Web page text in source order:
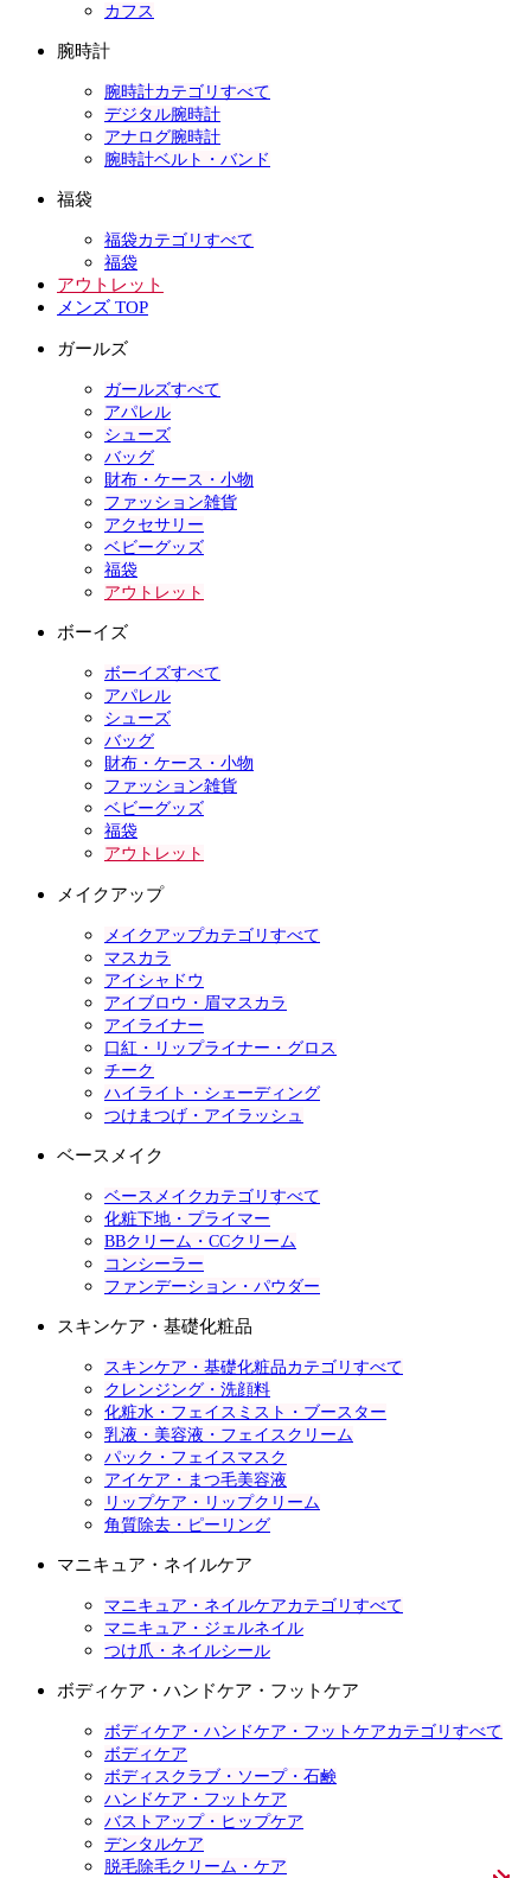
カフス
腕時計
腕時計カテゴリすべて
デジタル腕時計
アナログ腕時計
腕時計ベルト・バンド
福袋
福袋カテゴリすべて
福袋
アウトレット
メンズ TOP
ガールズ
ガールズすべて
アパレル
シューズ
バッグ
財布・ケース・小物
ファッション雑貨
アクセサリー
ベビーグッズ
福袋
アウトレット
ボーイズ
ボーイズすべて
アパレル
シューズ
バッグ
財布・ケース・小物
ファッション雑貨
ベビーグッズ
福袋
アウトレット
メイクアップ
メイクアップカテゴリすべて
マスカラ
アイシャドウ
アイブロウ・眉マスカラ
アイライナー
口紅・リップライナー・グロス
チーク
ハイライト・シェーディング
つけまつげ・アイラッシュ
ベースメイク
ベースメイクカテゴリすべて
化粧下地・プライマー
BBクリーム・CCクリーム
コンシーラー
ファンデーション・パウダー
スキンケア・基礎化粧品
スキンケア・基礎化粧品カテゴリすべて
クレンジング・洗顔料
化粧水・フェイスミスト・ブースター
乳液・美容液・フェイスクリーム
パック・フェイスマスク
アイケア・まつ毛美容液
リップケア・リップクリーム
角質除去・ピーリング
マニキュア・ネイルケア
マニキュア・ネイルケアカテゴリすべて
マニキュア・ジェルネイル
つけ爪・ネイルシール
ボディケア・ハンドケア・フットケア
ボディケア・ハンドケア・フットケアカテゴリすべて
ボディケア
ボディスクラブ・ソープ・石鹸
ハンドケア・フットケア
バストアップ・ヒップケア
デンタルケア
脱毛除毛クリーム・ケア